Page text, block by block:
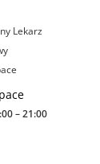
Lekarz
– 21:00